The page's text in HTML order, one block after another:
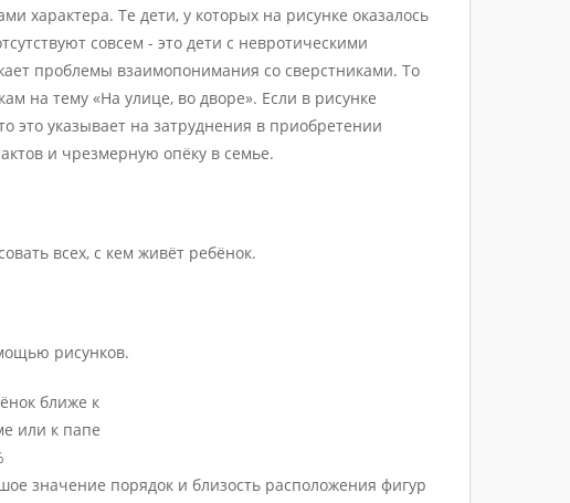
характера. Те дети, у которых на рисунке оказалось
совсем - это дети с невротическими
проблемы взаимопонимания со сверстниками. То
на тему «На улице, во дворе». Если в рисунке
это указывает на затруднения в приобретении
и чрезмерную опёку в семье.
всех, с кем живёт ребёнок.
рисунков.
ближе к
или к папе
значение порядок и близость расположения фигур